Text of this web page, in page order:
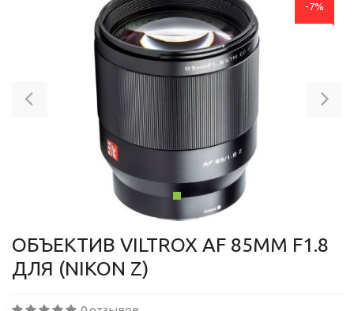
-7%
Previous
ОБЪЕКТИВ VILTROX AF 85MM F1.8
ДЛЯ (NIKON Z)